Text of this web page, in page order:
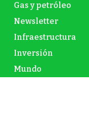
Gas y petróleo
Newsletter
Infraestructura
Inversión
Mundo